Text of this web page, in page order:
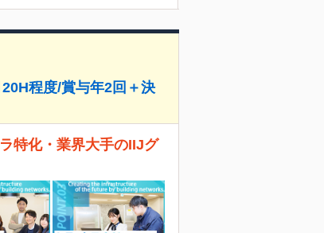
程度/賞与年2回＋決
特化・業界大手のIIJグ